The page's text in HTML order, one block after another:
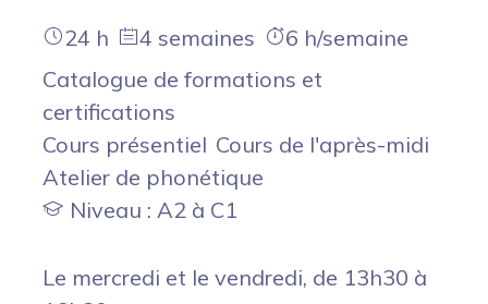
24 h 4 semaines
6 h/semaine
Catalogue de formations et
certifications
Cours présentiel Cours de l'après-midi
Atelier de phonétique
Niveau : A2 à C1
Le mercredi et le vendredi, de 13h30 à